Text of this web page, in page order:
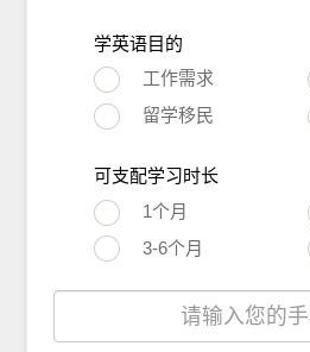
学英语目的
工作需求
留学移民
可支配学习时长
1个月
3-6个月